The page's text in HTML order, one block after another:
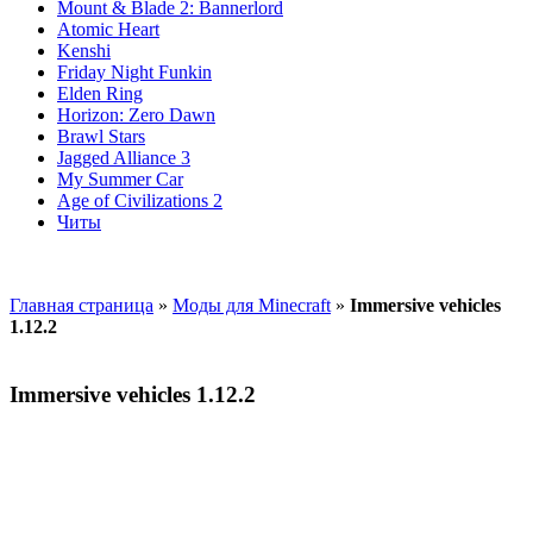
Mount & Blade 2: Bannerlord
Atomic Heart
Kenshi
Friday Night Funkin
Elden Ring
Horizon: Zero Dawn
Brawl Stars
Jagged Alliance 3
My Summer Car
Age of Civilizations 2
Читы
Главная страница » Моды для Minecraft » Immersive vehicles
1.12.2
Immersive vehicles 1.12.2